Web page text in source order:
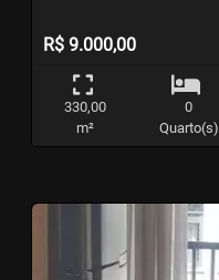
R$ 9.000,00
330,00
m²
0
Quarto(s)